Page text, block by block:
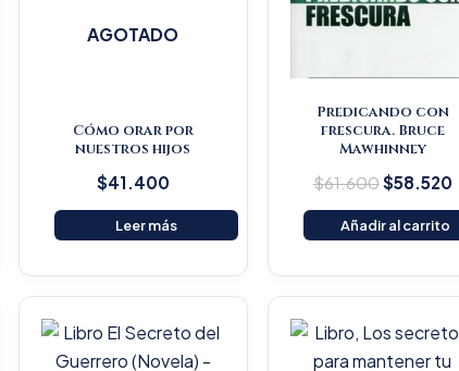
AGOTADO
Cómo orar por
nuestros hijos
$41.400
Leer más
Predicando con
frescura. Bruce
Mawhinney
$61.600$58.520
Añadir al carrito